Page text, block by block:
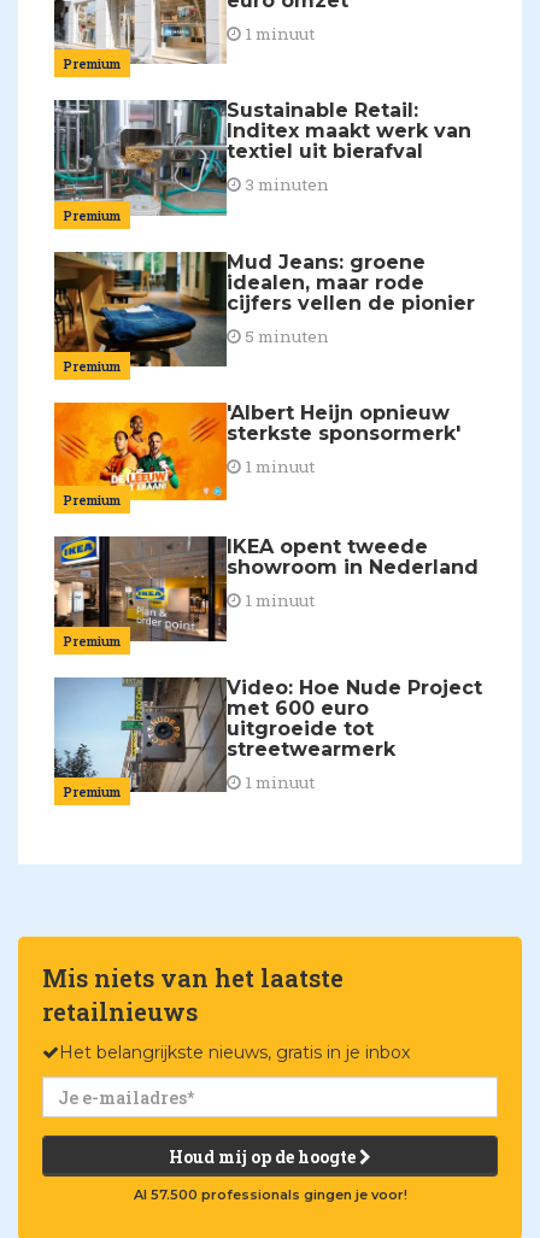
Premium
1 minuut
Premium
Sustainable Retail:
Inditex maakt werk van
textiel uit bierafval
3 minuten
Premium
Mud Jeans: groene
idealen, maar rode
cijfers vellen de pionier
5 minuten
Premium
'Albert Heijn opnieuw
sterkste sponsormerk'
1 minuut
Premium
IKEA opent tweede
showroom in Nederland
1 minuut
Premium
Video: Hoe Nude Project
met 600 euro
uitgroeide tot
streetwearmerk
1 minuut
Mis niets van het laatste
retailnieuws
Het belangrijkste nieuws, gratis in je inbox
Houd mij op de hoogte
Al 57.500 professionals gingen je voor!